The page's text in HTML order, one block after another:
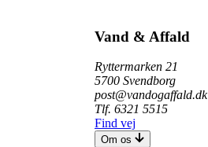
Vand & Affald
Ryttermarken 21
5700 Svendborg
post@vandogaffald.dk
Tlf. 6321 5515
Find vej
Om os